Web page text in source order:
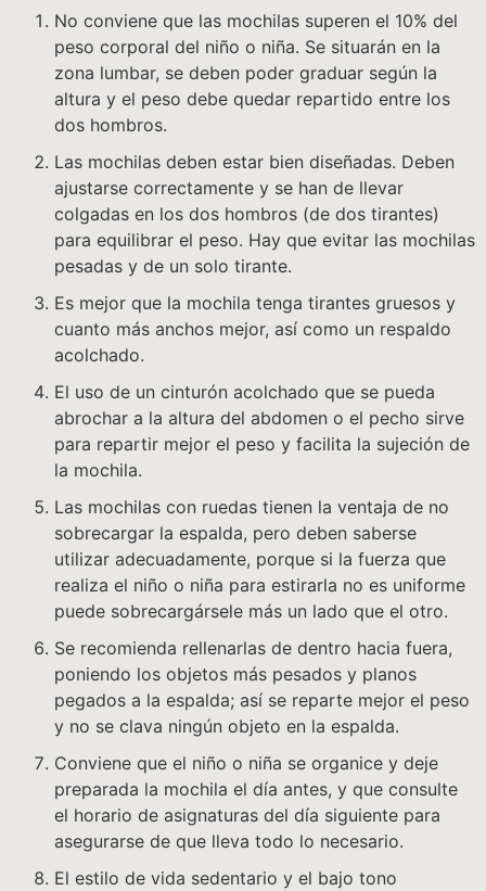
No conviene que las mochilas superen el 10% del
peso corporal del niño o niña. Se situarán en la
zona lumbar, se deben poder graduar según la
altura y el peso debe quedar repartido entre los
dos hombros.
Las mochilas deben estar bien diseñadas. Deben
ajustarse correctamente y se han de llevar
colgadas en los dos hombros (de dos tirantes)
para equilibrar el peso. Hay que evitar las mochilas
pesadas y de un solo tirante.
Es mejor que la mochila tenga tirantes gruesos y
cuanto más anchos mejor, así como un respaldo
acolchado.
El uso de un cinturón acolchado que se pueda
abrochar a la altura del abdomen o el pecho sirve
para repartir mejor el peso y facilita la sujeción de
la mochila.
Las mochilas con ruedas tienen la ventaja de no
sobrecargar la espalda, pero deben saberse
utilizar adecuadamente, porque si la fuerza que
realiza el niño o niña para estirarla no es uniforme
puede sobrecargársele más un lado que el otro.
Se recomienda rellenarlas de dentro hacia fuera,
poniendo los objetos más pesados y planos
pegados a la espalda; así se reparte mejor el peso
y no se clava ningún objeto en la espalda.
Conviene que el niño o niña se organice y deje
preparada la mochila el día antes, y que consulte
el horario de asignaturas del día siguiente para
asegurarse de que lleva todo lo necesario.
El estilo de vida sedentario y el bajo tono